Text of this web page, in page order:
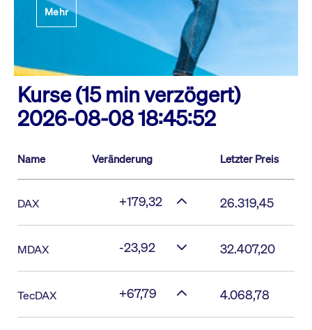
Mehr
Kurse (15 min verzögert)
2026-08-08 18:45:52
Name Veränderung Letzter Preis
DAX +179,32 26.319,45
MDAX -23,92 32.407,20
TecDAX +67,79 4.068,78